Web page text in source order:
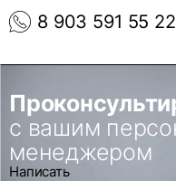
8 903 591 55 22
с вашим
менеджером
Написать